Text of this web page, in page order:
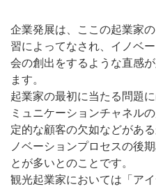
企業発展は、ここの起業家
習によってなされ、イノベ
会の創出をするような直感
ます。
起業家の最初に当たる問題
ミュニケーションチャネル
定的な顧客の欠如などがあ
ノベーションプロセスの後
とが多いとのことです。
観光起業家においては「ア